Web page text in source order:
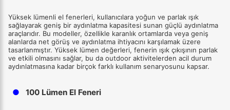
Yüksek lümenli el fenerleri, kullanıcılara yoğun ve parlak ışık
sağlayarak geniş bir aydınlatma kapasitesi sunan güçlü aydınlatma
araçlarıdır. Bu modeller, özellikle karanlık ortamlarda veya geniş
alanlarda net görüş ve aydınlatma ihtiyacını karşılamak üzere
tasarlanmıştır. Yüksek lümen değerleri, fenerin ışık çıkışının parlak
ve etkili olmasını sağlar, bu da outdoor aktivitelerden acil durum
aydınlatmasına kadar birçok farklı kullanım senaryosunu kapsar.
● 100 Lümen El Feneri